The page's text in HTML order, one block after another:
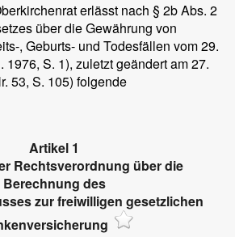
erlässt nach § 2b Abs. 2
über die Gewährung von
, Geburts- und Todesfällen vom 29.
1976, S. 1), zuletzt geändert am 27.
53, S. 105) folgende
Artikel 1
Rechtsverordnung über die
Berechnung des
zur freiwilligen gesetzlichen